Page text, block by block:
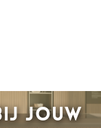
jouw